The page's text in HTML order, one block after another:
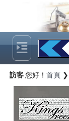
Previous
訪客您好！ 首頁